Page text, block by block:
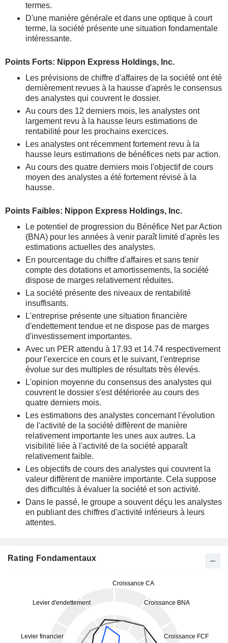
termes.
D'une manière générale et dans une optique à court
terme, la société présente une situation fondamentale
intéressante.
Points Forts: Nippon Express Holdings, Inc.
Les prévisions de chiffre d'affaires de la société ont été
dernièrement revues à la hausse d'après le consensus
des analystes qui couvrent le dossier.
Au cours des 12 derniers mois, les analystes ont
largement revu à la hausse leurs estimations de
rentabilité pour les prochains exercices.
Les analystes ont récemment fortement revu à la
hausse leurs estimations de bénéfices nets par action.
Au cours des quatre derniers mois l'objectif de cours
moyen des analystes a été fortement révisé à la
hausse.
Points Faibles: Nippon Express Holdings, Inc.
Le potentiel de progression du Bénéfice Net par Action
(BNA) pour les années à venir paraît limité d'après les
estimations actuelles des analystes.
En pourcentage du chiffre d'affaires et sans tenir
compte des dotations et amortissements, la société
dispose de marges relativement réduites.
La société présente des niveaux de rentabilité
insuffisants.
L'entreprise présente une situation financière
d'endettement tendue et ne dispose pas de marges
d'investissement importantes.
Avec un PER attendu à 17.93 et 14.74 respectivement
pour l'exercice en cours et le suivant, l'entreprise
évolue sur des multiples de résultats très élevés.
L'opinion moyenne du consensus des analystes qui
couvrent le dossier s'est détériorée au cours des
quatre derniers mois.
Les estimations des analystes concernant l'évolution
de l'activité de la société diffèrent de manière
relativement importante les unes aux autres. La
visibilité liée à l'activité de la société apparaît
relativement faible.
Les objectifs de cours des analystes qui couvrent la
valeur diffèrent de manière importante. Cela suppose
des difficultés à évaluer la société et son activité.
Dans le passé, le groupe a souvent déçu les analystes
en publiant des chiffres d'activité inférieurs à leurs
attentes.
Rating Fondamentaux